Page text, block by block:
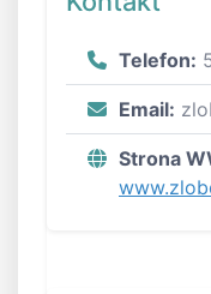
Telefon:
Email:
Strona